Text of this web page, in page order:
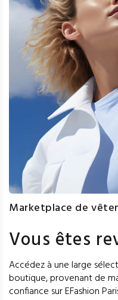
Marketplace de
Vous êtes
Accédez à une large
boutique, provenant de
confiance sur EFashion